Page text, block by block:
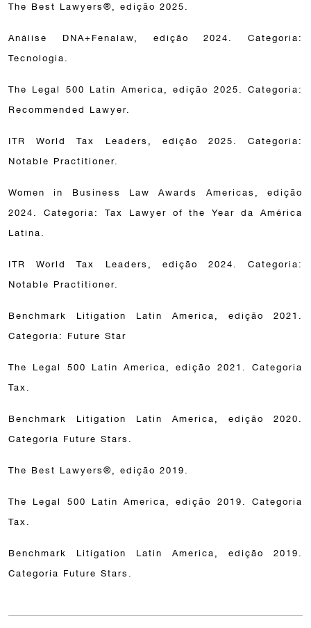
The Best Lawyers®, edição 2025.
Análise DNA+Fenalaw, edição 2024. Categoria:
Tecnologia.
The Legal 500 Latin America, edição 2025. Categoria:
Recommended Lawyer.
ITR World Tax Leaders, edição 2025. Categoria:
Notable Practitioner.
Women in Business Law Awards Americas, edição
2024. Categoria: Tax Lawyer of the Year da América
Latina.
ITR World Tax Leaders, edição 2024. Categoria:
Notable Practitioner.
Benchmark Litigation Latin America, edição 2021.
Categoria: Future Star
The Legal 500 Latin America, edição 2021. Categoria
Tax.
Benchmark Litigation Latin America, edição 2020.
Categoria Future Stars.
The Best Lawyers®, edição 2019.
The Legal 500 Latin America, edição 2019. Categoria
Tax.
Benchmark Litigation Latin America, edição 2019.
Categoria Future Stars.